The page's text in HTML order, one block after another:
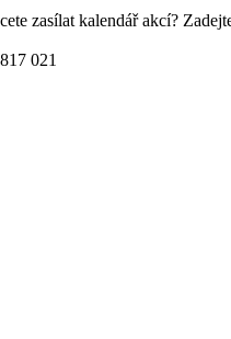
zasílat kalendář akcí?
021